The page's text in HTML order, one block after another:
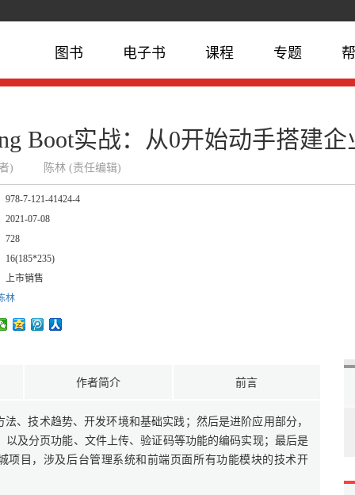
图书 电子书 课程 专题
Boot实战：从0开始动手搭建
) 陈林 (责任编辑)
978-7-121-41424-4
2021-07-08
728
16(185*235)
上市销售
林
作者简介 前言
、技术趋势、开发环境和基础实践；然后是进阶应用部分，
及分页功能、文件上传、验证码等功能的编码实现；最后是
项目，涉及后台管理系统和前端页面所有功能模块的技术开